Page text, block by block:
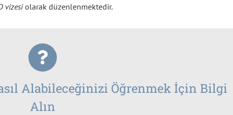
vizesiolarak düzenlenmektedir.
Alabileceğinizi Öğrenmek İçin Bilgi
Alın